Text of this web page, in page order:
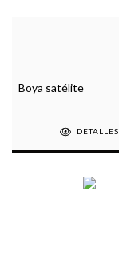
Boya satélite
DETALLES